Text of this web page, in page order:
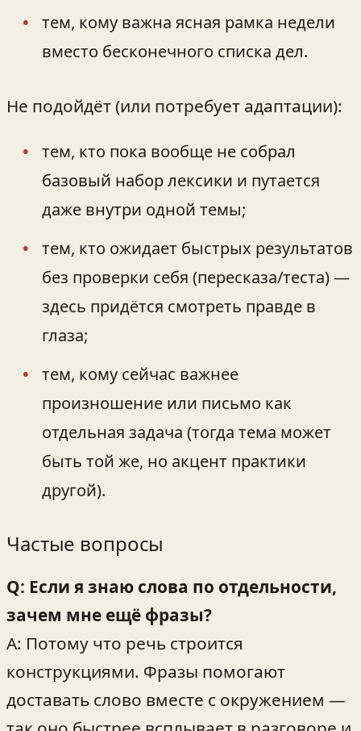
тем, кому важна ясная рамка недели
вместо бесконечного списка дел.
Не подойдёт (или потребует адаптации):
тем, кто пока вообще не собрал
базовый набор лексики и путается
даже внутри одной темы;
тем, кто ожидает быстрых результатов
без проверки себя (пересказа/теста) —
здесь придётся смотреть правде в
глаза;
тем, кому сейчас важнее
произношение или письмо как
отдельная задача (тогда тема может
быть той же, но акцент практики
другой).
Частые вопросы
Q: Если я знаю слова по отдельности,
зачем мне ещё фразы?
A: Потому что речь строится
конструкциями. Фразы помогают
доставать слово вместе с окружением —